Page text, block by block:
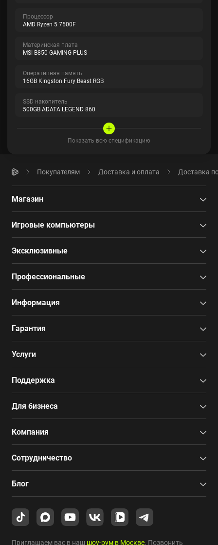
Процессор
AMD Ryzen 5 7500F
Материнская плата
MSI B850 GAMING PLUS
Оперативная память
16GB Kingston Fury Beast RGB
SSD накопитель
500GB ADATA LEGEND 860
Показать всю спецификацию
Покупателям Доставка и оплата Доставка
Магазин
Игровые компьютеры
Эксклюзивные
Профессиональные
Информация
Гарантия
Услуги
Поддержка
Для бизнеса
Компания
Сотрудничество
Блог
Приглашаем вас в наш шоу-рум в Москве. Позвонить